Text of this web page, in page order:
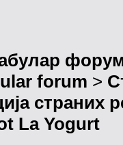
forum >
страних
La Yogurt